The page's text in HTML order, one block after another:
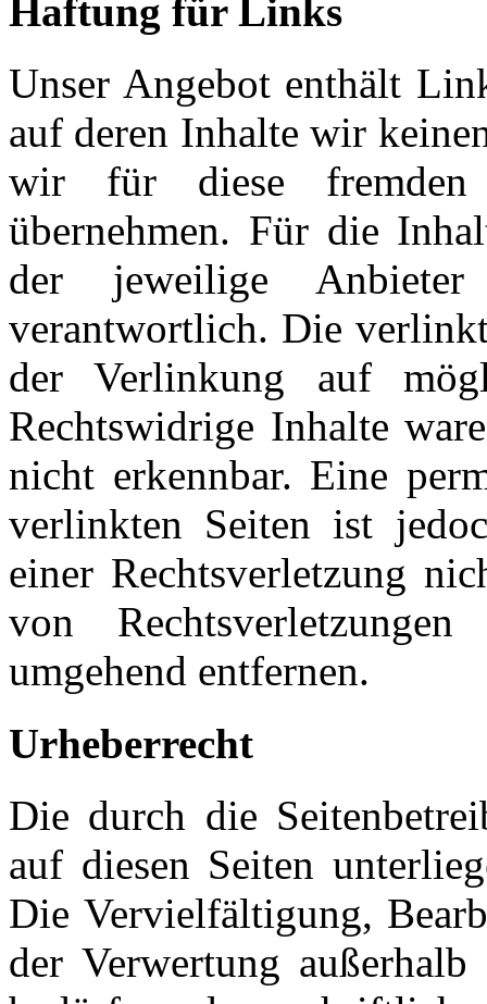
Haftung für Links
Unser Angebot enthält
auf deren Inhalte wir
wir für diese fremden
übernehmen. Für die
der jeweilige
verantwortlich. Die
der Verlinkung auf
Rechtswidrige Inhalte
nicht erkennbar. Eine
verlinkten Seiten ist
einer Rechtsverletzung
von
umgehend entfernen.
Urheberrecht
Die durch die
auf diesen Seiten
Die Vervielfältigung,
der Verwertung außerhalb